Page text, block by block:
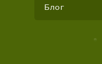
Блог